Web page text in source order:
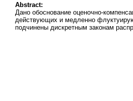
Abstract:
Дано обоснование оценочно-
действующих и медленно
подчинены дискретным законам